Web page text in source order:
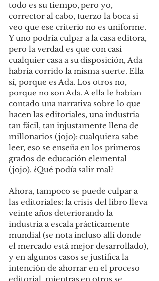
todo es su tiempo, pero yo,
corrector al cabo, tuerzo la boca si
veo que ese criterio no es uniforme.
Y uno podría culpar a la casa editora,
pero la verdad es que con casi
cualquier casa a su disposición, Ada
habría corrido la misma suerte. Ella
sí, porque es Ada. Los otros no,
porque no son Ada. A ella le habían
contado una narrativa sobre lo que
hacen las editoriales, una industria
tan fácil, tan injustamente llena de
millonarios (jojo): cualquiera sabe
leer, eso se enseña en los primeros
grados de educación elemental
(jojo). ¿Qué podía salir mal?
Ahora, tampoco se puede culpar a
las editoriales: la crisis del libro lleva
veinte años deteriorando la
industria a escala prácticamente
mundial (se nota incluso allí donde
el mercado está mejor desarrollado),
y en algunos casos se justifica la
intención de ahorrar en el proceso
editorial, mientras en otros se